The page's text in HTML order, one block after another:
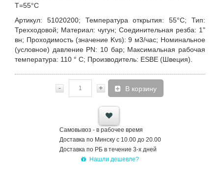
Т=55°С
Артикул: 51020200; Температура открытия: 55°С;Тип:
Трехходовой; Материал: чугун; Соединительная резба: 1"
вн; Проходимость (значение Kvs): 9 м3/час; Номинальное
(условное) давление PN: 10 бар; Максимальная рабочая
температура: 110 ° С; Производитель: ESBE (Швеция).
- + В корзину
Самовывоз - в рабочее время
Доставка по Минску с 10.00 до 20.00
Доставка по РБ в течение 3-х дней
Нашли дешевле?